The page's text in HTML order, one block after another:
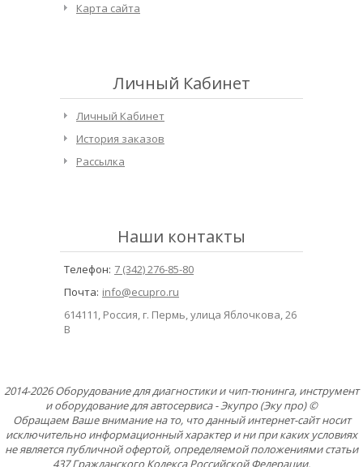
Карта сайта
Личный Кабинет
Личный Кабинет
История заказов
Рассылка
Наши контакты
Телефон: 7 (342) 276-85-80
Почта: info@ecupro.ru
614111, Россия, г. Пермь, улица Яблочкова, 26
В
2014-2026 Оборудование для диагностики и чип-тюнинга, инструмент
и оборудование для автосервиса - Экупро (Эку про) ©
Обращаем Ваше внимание на то, что данный интернет-сайт носит
исключительно информационный характер и ни при каких условиях
не является публичной офертой, определяемой положениями статьи